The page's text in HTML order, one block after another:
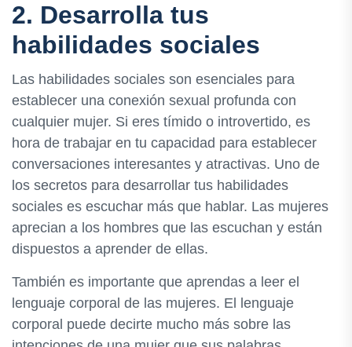
2. Desarrolla tus
habilidades sociales
Las habilidades sociales son esenciales para
establecer una conexión sexual profunda con
cualquier mujer. Si eres tímido o introvertido, es
hora de trabajar en tu capacidad para establecer
conversaciones interesantes y atractivas. Uno de
los secretos para desarrollar tus habilidades
sociales es escuchar más que hablar. Las mujeres
aprecian a los hombres que las escuchan y están
dispuestos a aprender de ellas.
También es importante que aprendas a leer el
lenguaje corporal de las mujeres. El lenguaje
corporal puede decirte mucho más sobre las